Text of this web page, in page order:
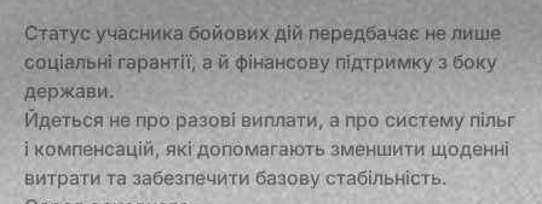
Статус учасника бойових дій передбачає не лише
соціальні гарантії, а й фінансову підтримку з боку
держави.
Йдеться не про разові виплати, а про систему пільг
і компенсацій, які допомагають зменшити щоденні
витрати та забезпечити базову стабільність.